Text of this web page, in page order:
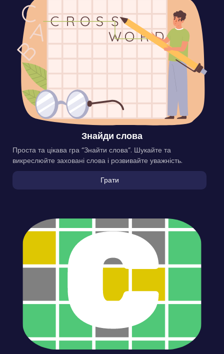
Знайди слова
Проста та цікава гра “Знайти слова”. Шукайте та
викреслюйте заховані слова і розвивайте уважність.
Грати